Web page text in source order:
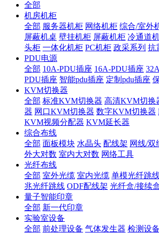
全部
机房机柜
全部 服务器机柜 网络机柜 综合/室外
屏蔽机桌 壁挂机柜 屏蔽机柜 冷通道
头柜 一体化机柜 PC机柜 政采系列 抗
PDU电源
全部 10A-PDU插座 16A-PDU插座
PDU插座 智能pdu插座 定制pdu插座
KVM切换器
全部 标准KVM切换器 高清KVM切换
器 网口KVM切换器 数字KVM切换器
KVM视频分配器 KVM延长器
综合布线
全部 面板模块 水晶头 配线架 网线/双
外大对数 室内大对数 网络工具
光纤布线
全部 室外光缆 室内光缆 单模光纤跳
兆光纤跳线 ODF配线架 光纤盒/接续
量子智能印章
全部 新一代印章
实验室设备
全部 前处理设备 气体发生器 检测设备